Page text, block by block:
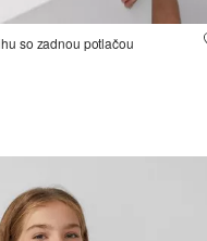
so zadnou potlačou